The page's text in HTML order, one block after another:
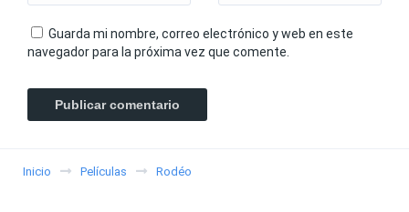
Guarda mi nombre, correo electrónico y web en este
navegador para la próxima vez que comente.
Inicio Películas Rodéo